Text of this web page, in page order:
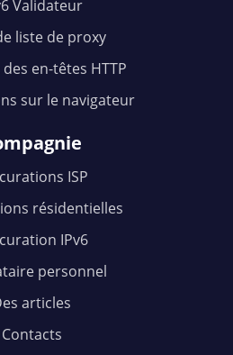
Validateur
liste de proxy
en-têtes HTTP
sur le navigateur
ISP
résidentielles
IPv6
personnel
articles
Contacts